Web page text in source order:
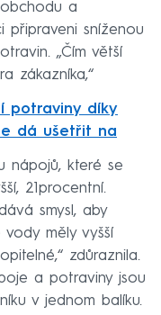
a
připraveni sníženou
„Čím větší
zákazníka,“
potraviny díky
dá ušetřit na
nápojů, které se
21procentní.
smysl, aby
vody měly vyšší
zdůraznila.
a potraviny jsou
v jednom balíku.